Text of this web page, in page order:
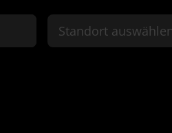
Standort auswählen